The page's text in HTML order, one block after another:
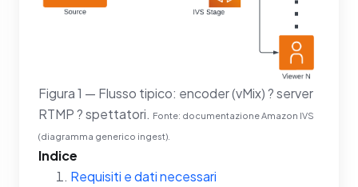
Figura 1 — Flusso tipico: encoder (vMix) ? server
RTMP ? spettatori. Fonte: documentazione Amazon IVS
(diagramma generico ingest).
Indice
Requisiti e dati necessari